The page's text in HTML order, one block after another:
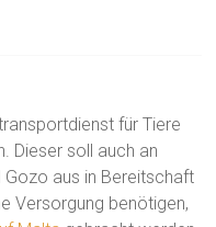
für Tiere
Dieser soll auch an
Gozo aus in Bereitschaft
Versorgung benötigen,